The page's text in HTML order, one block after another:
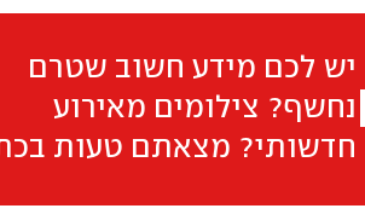
יש לכם מידע חשוב שטרם
נחשף? צילומים מאירוע
חדשותי? מצאתם טעות